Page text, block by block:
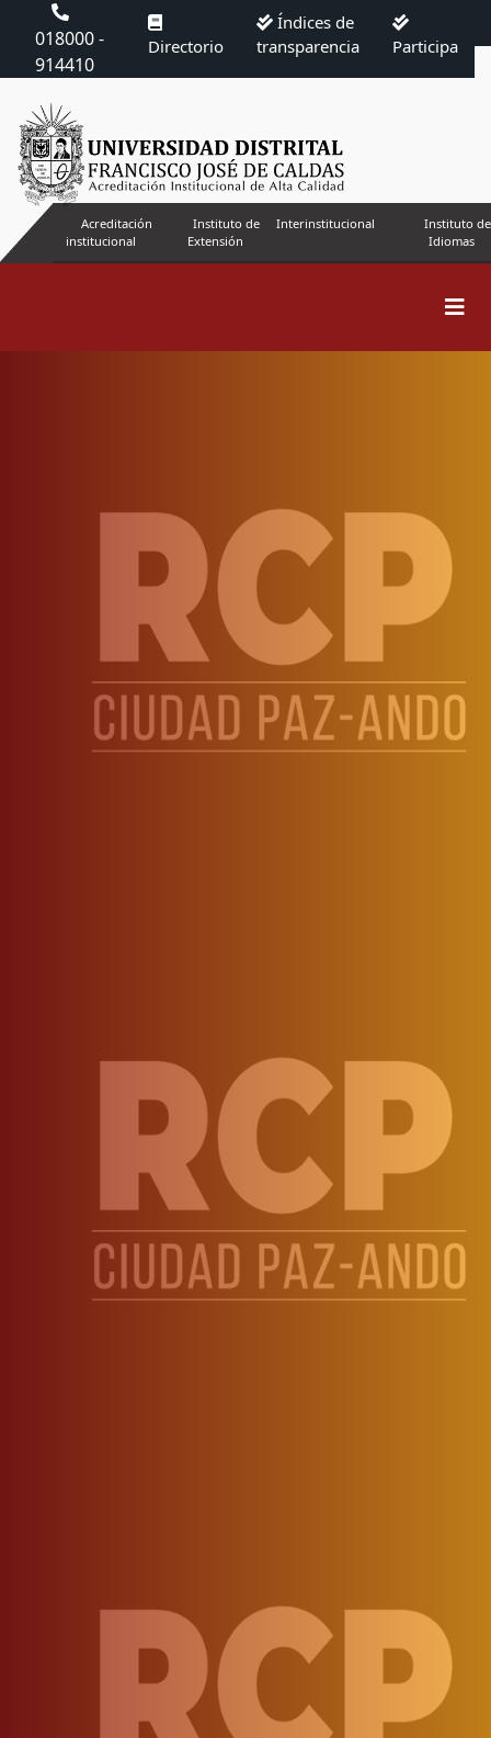
018000 -
914410
Directorio
Índices de
transparencia
Participa
Acreditación
institucional
Instituto de
Extensión
Interinstitucional
Instituto de
Idiomas